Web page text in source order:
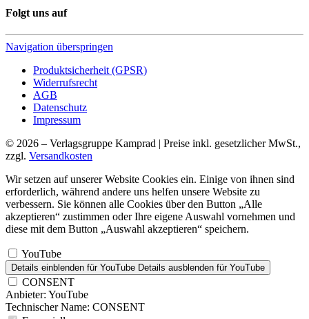
Folgt uns auf
Navigation überspringen
Produktsicherheit (GPSR)
Widerrufsrecht
AGB
Datenschutz
Impressum
© 2026 – Verlagsgruppe Kamprad | Preise inkl. gesetzlicher MwSt.,
zzgl. Versandkosten
Wir setzen auf unserer Website Cookies ein. Einige von ihnen sind
erforderlich, während andere uns helfen unsere Website zu
verbessern. Sie können alle Cookies über den Button „Alle
akzeptieren“ zustimmen oder Ihre eigene Auswahl vornehmen und
diese mit dem Button „Auswahl akzeptieren“ speichern.
YouTube
Details einblenden für YouTube Details ausblenden für YouTube
CONSENT
Anbieter: YouTube
Technischer Name: CONSENT